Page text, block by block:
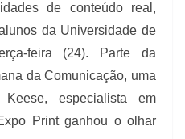
de conteúdo real,
da Universidade de
feira (24). Parte da
da Comunicação, uma
especialista em
Print ganhou o olhar